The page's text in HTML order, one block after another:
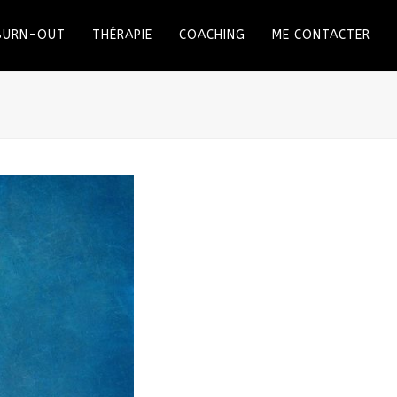
OUT THÉRAPIE COACHING ME CONTACTER